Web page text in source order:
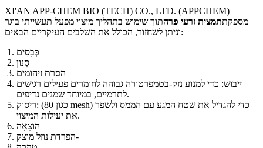
XI'AN APP-CHEM BIO (TECH) CO., LTD. (APPCHEM)
מספקתתמצית זרעי פרהתוך שימוש בתהליך מיצוי מפעל תעשייתי בוגר
וניתן לשחזור, הכולל את השלבים העיקריים הבאים:
כְּבָסִים
סִנוּן
הסרת זיהומים
ייבוש: כדי למנוע נזק-בטמפרטורה גבוהה לחומרים פעילים רגישים
לתרמיים, במיוחד שמנים נדיפים.
ריסוק: (כגון 80 mesh) כדי להגדיל את שטח המגע עם הממס ולשפר
את יעילות המיצוי.
הוֹצָאָה
הפרדת נוזל מוצק-